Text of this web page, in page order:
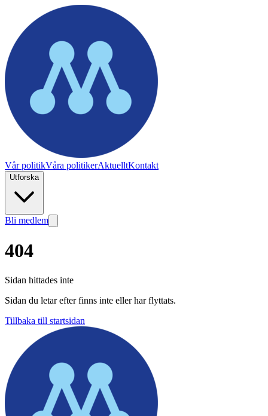
Vår politikVåra politikerAktuelltKontakt
Utforska
Bli medlem
404
Sidan hittades inte
Sidan du letar efter finns inte eller har flyttats.
Tillbaka till startsidan